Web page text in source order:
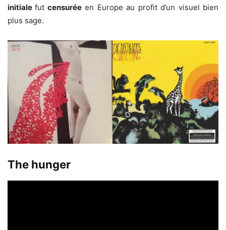
initialefut censuréeen Europe au profit d’un visuel bien
plus sage.
The hunger